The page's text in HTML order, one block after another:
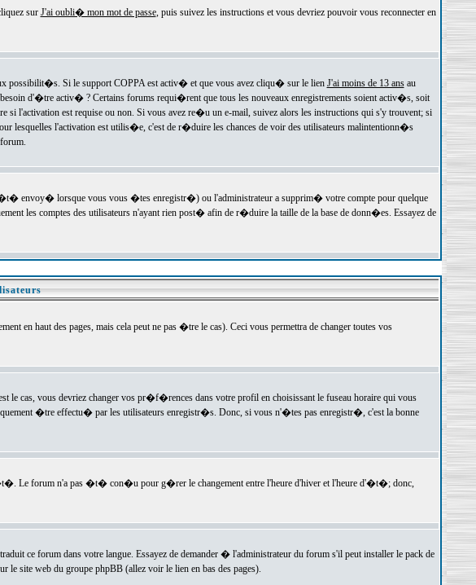
sur J'ai oubli� mon mot de passe, puis suivez les instructions et vous devriez pouvoir vous reconnecter en
possibilit�s. Si le support COPPA est activ� et que vous avez cliqu� sur le lien J'ai moins de 13 ansau
d'�tre activ� ? Certains forums requi�rent que tous les nouveaux enregistrements soient activ�s, soit
l'activation est requise ou non. Si vous avez re�u un e-mail, suivez alors les instructions qui s'y trouvent; si
lesquelles l'activation est utilis�e, c'est de r�duire les chances de voir des utilisateurs malintentionn�s
envoy� lorsque vous vous �tes enregistr�) ou l'administrateur a supprim� votre compte pour quelque
les comptes des utilisateurs n'ayant rien post� afin de r�duire la taille de la base de donn�es. Essayez de
en haut des pages, mais cela peut ne pas �tre le cas). Ceci vous permettra de changer toutes vos
le cas, vous devriez changer vos pr�f�rences dans votre profil en choisissant le fuseau horaire qui vous
�tre effectu� par les utilisateurs enregistr�s. Donc, si vous n'�tes pas enregistr�, c'est la bonne
Le forum n'a pas �t� con�u pour g�rer le changement entre l'heure d'hiver et l'heure d'�t�; donc,
ce forum dans votre langue. Essayez de demander � l'administrateur du forum s'il peut installer le pack de
site web du groupe phpBB (allez voir le lien en bas des pages).